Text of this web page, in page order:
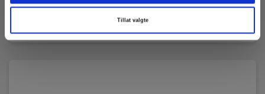
Tillat valgte